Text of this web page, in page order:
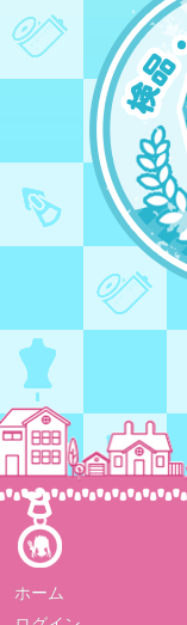
ホーム